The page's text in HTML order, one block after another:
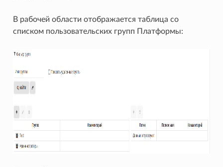
В рабочей области отображается таблица со
списком пользовательских групп Платформы: